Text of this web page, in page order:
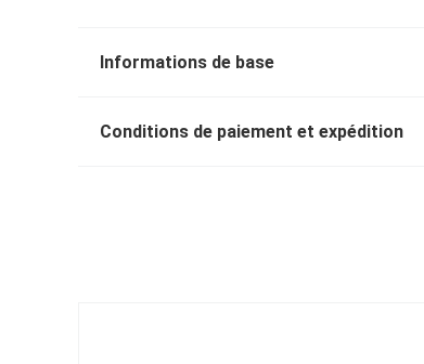
Informations de base
Conditions de paiement et expédition